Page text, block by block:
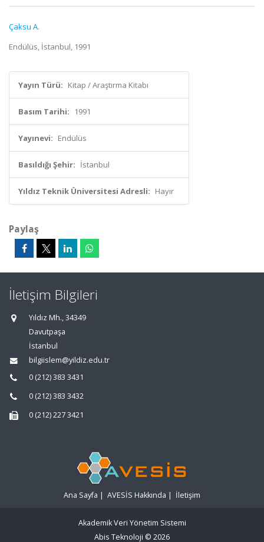
Çaksu A.
Endülüs, İstanbul, 1991
Yayın Türü: Kitap / Araştırma Kitabı
Basım Tarihi: 1991
Yayınevi: Endülüs
Basıldığı Şehir: İstanbul
Yıldız Teknik Üniversitesi Adresli: Hayır
Paylaş
İletişim Bilgileri
Yıldız Mh., 34349
Davutpaşa
İstanbul
bilgiislem@yildiz.edu.tr
0 (212) 383 3431
0 (212) 383 3432
0 (212) 227 3421
Ana Sayfa | AVESİS Hakkında | İletişim
Akademik Veri Yönetim Sistemi
Abis Teknoloji © 2026